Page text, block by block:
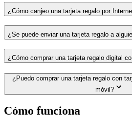
¿Cómo canjeo una tarjeta regalo por
¿Se puede enviar una tarjeta regalo a
¿Cómo comprar una tarjeta regalo digital
¿Puedo comprar una tarjeta regalo con
móvil?
Cómo funciona